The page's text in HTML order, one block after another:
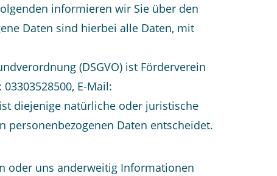
informieren wir Sie über den
Daten sind hierbei alle Daten, mit
(DSGVO) ist Förderverein
E-Mail:
diejenige natürliche oder juristische
Daten entscheidet.
oder uns anderweitig Informationen